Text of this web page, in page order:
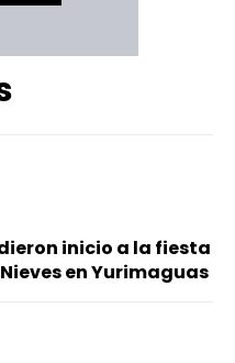
inicio a la fiesta
en Yurimaguas